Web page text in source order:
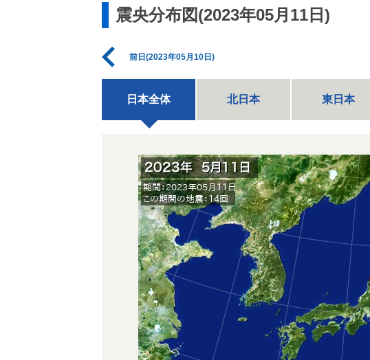
震央分布図(2023年05月11日)
前日(2023年05月10日)
日本全体 北日本 東日本